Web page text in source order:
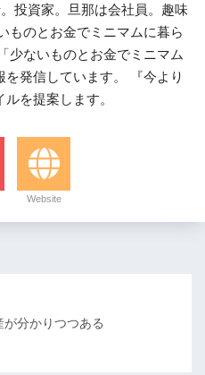
投資家。旦那は会社員。趣味
ものとお金でミニマムに暮ら
少ないものとお金でミニマム
発信しています。 『今より
を提案します。
Website
分かりつつある